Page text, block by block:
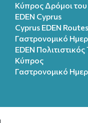
Κύπρος Δρόμοι
EDEN Cyprus
Cyprus EDEN Routes
Γαστρονομικό
EDEN
Κύπρος
Γαστρονομικό